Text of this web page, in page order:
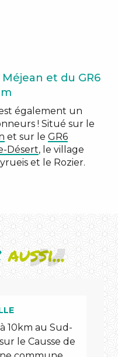
et du GR6
également un
! Situé sur le
et sur le GR6
Désert, le village
et le Rozier.
aussi...
10km au Sud-
le Causse de